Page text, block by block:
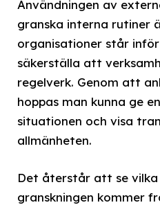
Användningen av
granska interna rutiner
organisationer står
säkerställa att
regelverk. Genom att
hoppas man kunna ge
situationen och visa
allmänheten.
Det återstår att se
granskningen kommer